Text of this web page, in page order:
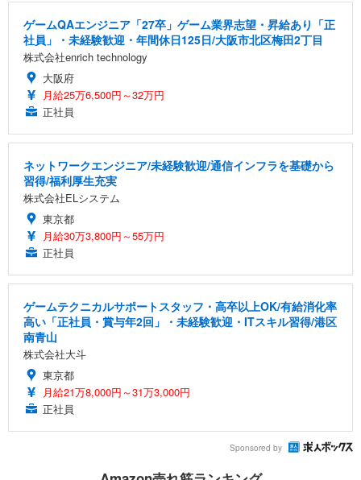
ゲームQAエンジニア「27卒」ゲーム業界志望・昇給あり「正
社員」・未経験歓迎・年間休日125日/大阪市北区梅田2丁目
株式会社enrich technology
大阪府
月給25万6,500円～32万円
正社員
ネットワークエンジニア/未経験歓迎/通信インフラを基礎から
習得/福利厚生充実
株式会社ELシステム
東京都
月給30万3,800円～55万円
正社員
ゲームテクニカルサポートスタッフ・高卒以上OK/有給消化率
高い「正社員・賞与年2回」・未経験歓迎・ITスキル習得/港区
南青山
株式会社大斗
東京都
月給21万8,000円～31万3,000円
正社員
Sponsored by